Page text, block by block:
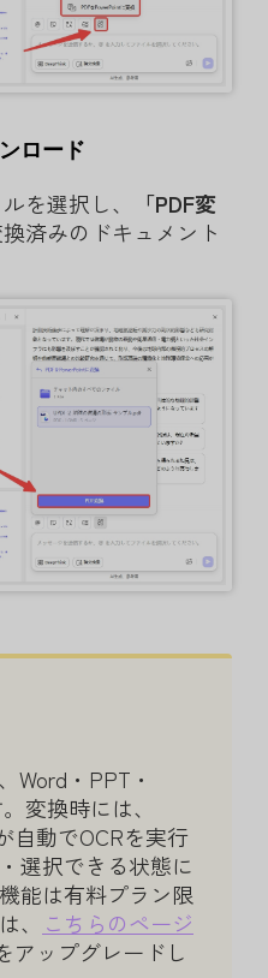
ロード
を選択し、
「PDF変
済みのドキュメント
Word・PPT・
変換時には、
自動でOCRを実行
選択できる状態に
能は有料プラン限
、
こちらのページ
アップグレードし